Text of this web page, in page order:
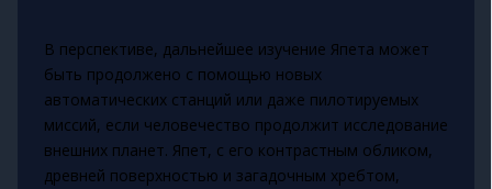
В перспективе, дальнейшее изучение Япета может
быть продолжено с помощью новых
автоматических станций или даже пилотируемых
миссий, если человечество продолжит исследование
внешних планет. Япет, с его контрастным обликом,
древней поверхностью и загадочным хребтом,